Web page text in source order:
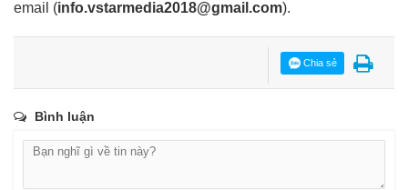
email (info.vstarmedia2018@gmail.com).
Chia sẻ
Bình luận